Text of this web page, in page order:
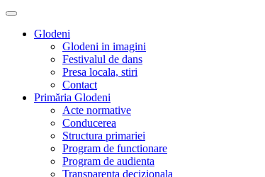
Glodeni
Glodeni in imagini
Festivalul de dans
Presa locala, stiri
Contact
Primăria Glodeni
Acte normative
Conducerea
Structura primariei
Program de functionare
Program de audienta
Transparenta decizionala